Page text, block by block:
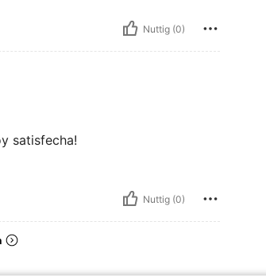
Nuttig (0)
satisfecha!
Nuttig (0)